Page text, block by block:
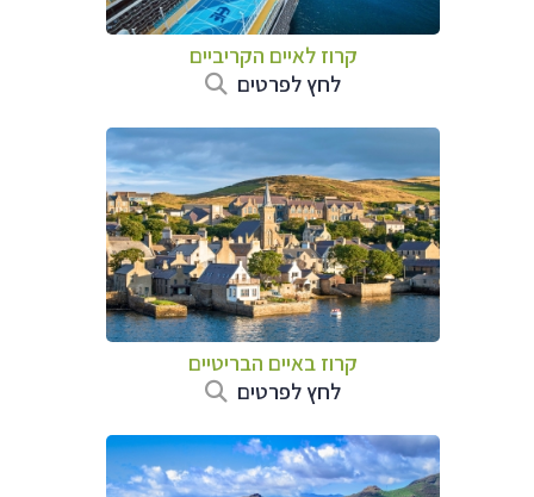
קרוז לאיים הקריביים
לחץ לפרטים
קרוז באיים הבריטיים
לחץ לפרטים